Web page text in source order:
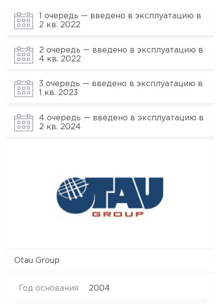
1 очередь — введено в эксплуатацию в
2 кв. 2022
2 очередь — введено в эксплуатацию в
4 кв. 2022
3 очередь — введено в эксплуатацию в
1 кв. 2023
4 очередь — введено в эксплуатацию в
2 кв. 2024
Otau Group
Год основания 2004